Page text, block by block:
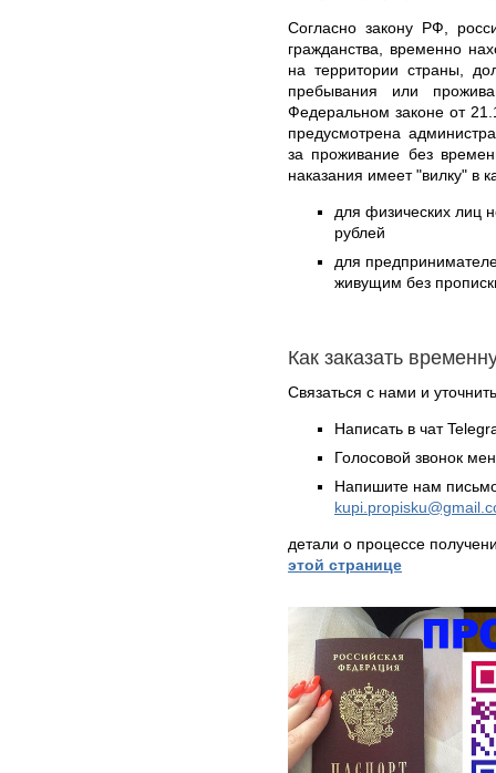
Согласно закону РФ,
гражданства, временно
на территории страны,
пребывания или
Федеральном законе от
предусмотрена
за проживание без
наказания имеет "вилку" в
для физических лиц
рублей
для
живущим без
Как заказать
Связаться с нами и
Написать в чат
Голосовой звонок
Напишите нам
детали о процессе
этой странице